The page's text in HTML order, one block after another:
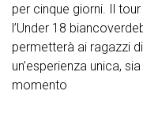
per cinque giorni. Il
l’Under 18
permetterà ai ragazzi
un’esperienza unica,
momento